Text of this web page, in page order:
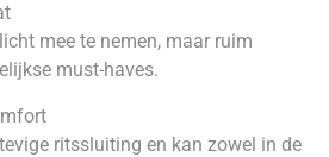
mee te nemen, maar ruim
must-haves.
ritssluiting en kan zowel in de